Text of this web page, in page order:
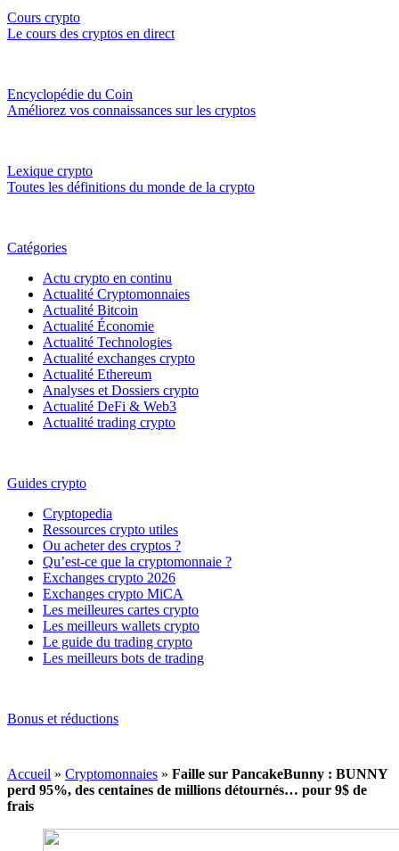
Cours crypto
Le cours des cryptos en direct
Encyclopédie du Coin
Améliorez vos connaissances sur les cryptos
Lexique crypto
Toutes les définitions du monde de la crypto
Catégories
Actu crypto en continu
Actualité Cryptomonnaies
Actualité Bitcoin
Actualité Économie
Actualité Technologies
Actualité exchanges crypto
Actualité Ethereum
Analyses et Dossiers crypto
Actualité DeFi & Web3
Actualité trading crypto
Guides crypto
Cryptopedia
Ressources crypto utiles
Ou acheter des cryptos ?
Qu’est-ce que la cryptomonnaie ?
Exchanges crypto 2026
Exchanges crypto MiCA
Les meilleures cartes crypto
Les meilleurs wallets crypto
Le guide du trading crypto
Les meilleurs bots de trading
Bonus et réductions
Accueil » Cryptomonnaies » Faille sur PancakeBunny : BUNNY
perd 95%, des centaines de millions détournés… pour 9$ de
frais